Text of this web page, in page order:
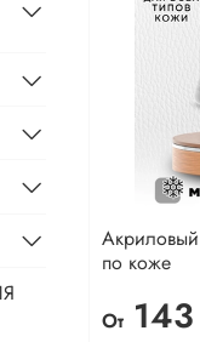
по коже
От